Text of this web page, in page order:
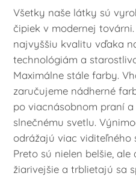
Všetky naše látky sú
čipiek v modernej
najvyššiu kvalitu vďaka
technológiám a
Maximálne stále farby.
zaručujeme nádherné
po viacnásobnom praní
slnečnému svetlu.
odrážajú viac viditeľného
Preto sú nielen belšie, ale
žiarivejšie a trblietajú sa